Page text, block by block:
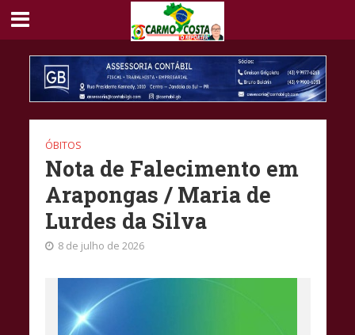
ÓBITOS
Nota de Falecimento em
Arapongas / Maria de
Lurdes da Silva
8 de julho de 2026